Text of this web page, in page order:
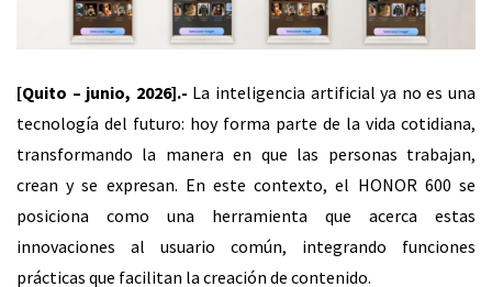
[Quito – junio, 2026].- La inteligencia artificial ya no es una
tecnología del futuro: hoy forma parte de la vida cotidiana,
transformando la manera en que las personas trabajan,
crean y se expresan. En este contexto, el HONOR 600 se
posiciona como una herramienta que acerca estas
innovaciones al usuario común, integrando funciones
prácticas que facilitan la creación de contenido.